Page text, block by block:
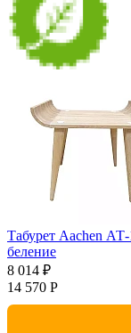
Табурет Aachen
беление
8 014 ₽
14 570 Р